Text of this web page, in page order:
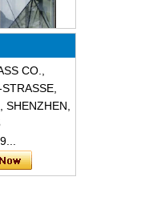
CO.,
SHENZHEN,